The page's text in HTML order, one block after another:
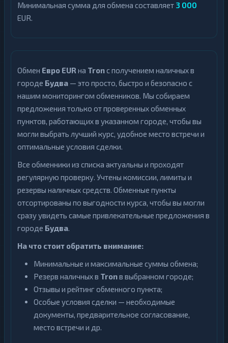
Минимальная сумма для обмена составляет 3 000
EUR.
Обмен Евро EUR на Tronс получением наличных в
городе Будва — это просто, быстро и безопасно с
нашим мониторингом обменников. Мы собираем
предложения только от проверенных обменных
пунктов, работающих в указанном городе, чтобы вы
могли выбрать лучший курс, удобное место встречи и
оптимальные условия сделки.
Все обменники из списка актуальны и проходят
регулярную проверку. Учтены комиссии, лимиты и
резервы наличных средств. Обменные пункты
отсортированы по выгодности курса, чтобы вы могли
сразу увидеть самые привлекательные предложения в
городе Будва.
На что стоит обратить внимание:
Минимальные и максимальные суммы обмена;
Резерв наличных в Tronв выбранном городе;
Отзывы и рейтинг обменного пункта;
Особые условия сделки — необходимые
документы, предварительное согласование,
место встречи и др.